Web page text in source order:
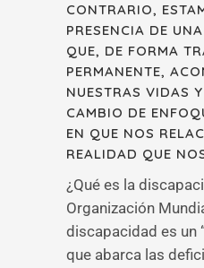
CONTRARIO,
PRESENCIA DE
QUE, DE FORMA
PERMANENTE,
NUESTRAS VIDAS
CAMBIO DE
EN QUE NOS
REALIDAD QUE
¿Qué es la
Organización
discapacidad es un
que abarca las